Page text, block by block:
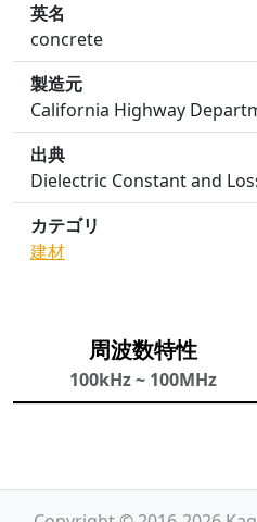
英名
concrete
製造元
California Highway
出典
Dielectric Constant and
カテゴリ
建材
周波数特性
100kHz ~ 100MHz